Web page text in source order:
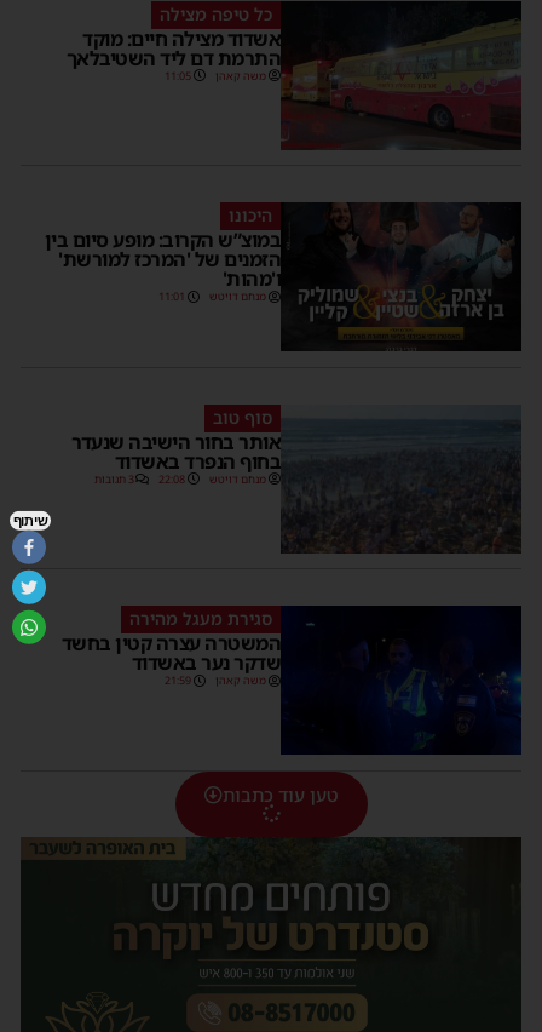
כל טיפה מצילה
אשדוד מצילה חיים: מוקד
התרמת דם ליד השטיבלאך
משה קאהן 11:05
היכונו
במוצ”ש הקרוב: מופע סיום בין
הזמנים של 'המרכז למורשת'
ו'מהות'
מנחם דויטש 11:01
סוף טוב
אותר בחור הישיבה שנעדר
בחוף הנפרד באשדוד
מנחם דויטש 22:08 3 תגובות
סגירת מעגל מהירה
המשטרה עצרה קטין בחשד
שדקר נער באשדוד
משה קאהן 21:59
טען עוד כתבות
שיתוף